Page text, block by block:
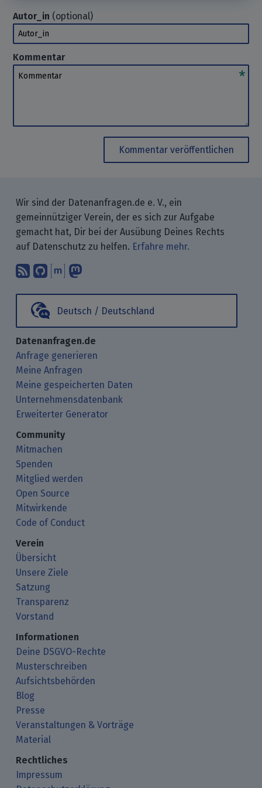
Autor_in (optional)
Autor_in
Kommentar
Kommentar
Kommentar veröffentlichen
Wir sind der Datenanfragen.de e. V., ein
gemeinnütziger Verein, der es sich zur Aufgabe
gemacht hat, Dir bei der Ausübung Deines Rechts
auf Datenschutz zu helfen. Erfahre mehr.
Abonniere unsere Blogbeiträge mit
Finde uns bei GitHub.
Unterhalte Dich mit uns über
Deutsch / Deutschland
Datenanfragen.de
Anfrage generieren
Meine Anfragen
Meine gespeicherten Daten
Unternehmensdatenbank
Erweiterter Generator
Community
Mitmachen
Spenden
Mitglied werden
Open Source
Mitwirkende
Code of Conduct
Verein
Übersicht
Unsere Ziele
Satzung
Transparenz
Vorstand
Informationen
Deine DSGVO-Rechte
Musterschreiben
Aufsichtsbehörden
Blog
Presse
Veranstaltungen & Vorträge
Material
Rechtliches
Impressum